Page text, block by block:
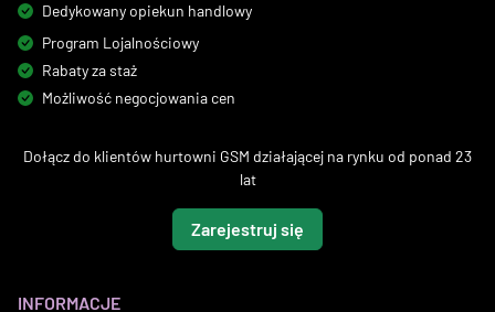
Dedykowany opiekun handlowy
Program Lojalnościowy
Rabaty za staż
Możliwość negocjowania cen
Dołącz do klientów hurtowni GSM działającej na rynku od ponad 23
lat
Zarejestruj się
INFORMACJE